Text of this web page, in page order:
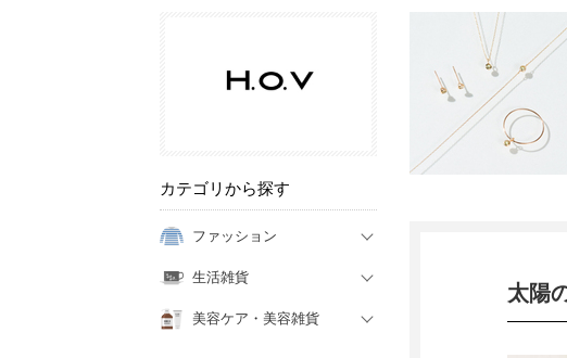
カテゴリから探す
ファッション
生活雑貨
美容ケア・美容雑貨
太陽